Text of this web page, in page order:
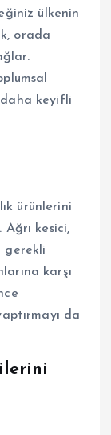
ülkenin
orada
keyifli
ürünlerini
Ağrı kesici,
gerekli
karşı
da